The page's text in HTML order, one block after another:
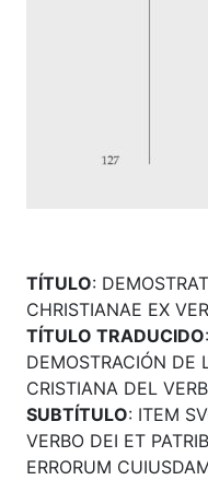
TÍTULO:
CHRISTIANAE EX
TÍTULO TRADUCIDO
DEMOSTRACIÓN DE
CRISTIANA DEL
SUBTÍTULO: ITEM
VERBO DEI ET
ERRORUM